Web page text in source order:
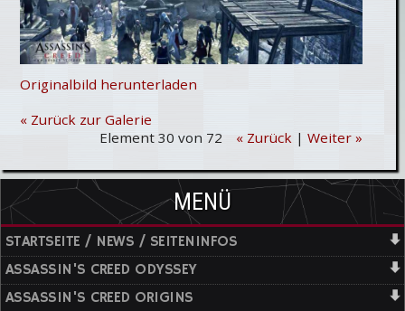
Originalbild herunterladen
« Zurück zur Galerie
Element 30 von 72
« Zurück| Weiter »
MENÜ
STARTSEITE / NEWS / SEITENINFOS
ASSASSIN'S CREED ODYSSEY
ASSASSIN'S CREED ORIGINS